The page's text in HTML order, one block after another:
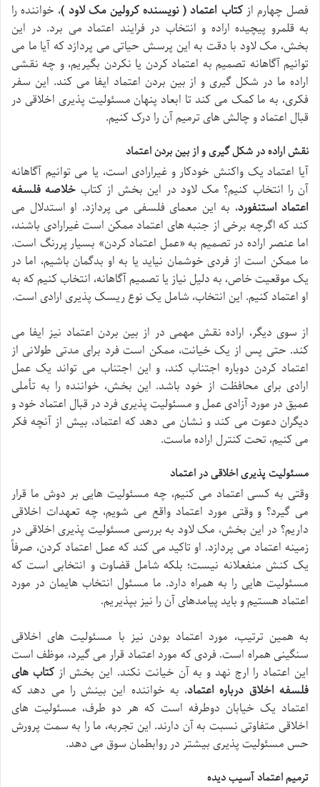
فصل چهارم ازکتاب اعتماد ( نویسنده کرولین مک لاود )، خواننده را
به قلمرو پیچیده اراده و انتخاب در فرایند اعتماد می برد. در این
بخش، مک لاود با دقت به این پرسش حیاتی می پردازد که آیا ما می
توانیم آگاهانه تصمیم به اعتماد کردن یا نکردن بگیریم، و چه نقشی
اراده ما در شکل گیری و از بین بردن اعتماد ایفا می کند. این سفر
فکری، به ما کمک می کند تا ابعاد پنهان مسئولیت پذیری اخلاقی در
قبال اعتماد و چالش های ترمیم آن را درک کنیم.
نقش اراده در شکل گیری و از بین بردن اعتماد
آیا اعتماد یک واکنش خودکار و غیرارادی است، یا می توانیم آگاهانه
آن را انتخاب کنیم؟ مک لاود در این بخش از کتاب خلاصه فلسفه
اعتماد استنفورد، به این معمای فلسفی می پردازد. او استدلال می
کند که اگرچه برخی از جنبه های اعتماد ممکن است غیرارادی باشند،
اما عنصر اراده در تصمیم به «عمل اعتماد کردن» بسیار پررنگ است.
ما ممکن است از فردی خوشمان نیاید یا به او بدگمان باشیم، اما در
یک موقعیت خاص، به دلیل نیاز یا تصمیم آگاهانه، انتخاب کنیم که به
او اعتماد کنیم. این انتخاب، شامل یک نوع ریسک پذیری ارادی است.
از سوی دیگر، اراده نقش مهمی در از بین بردن اعتماد نیز ایفا می
کند. حتی پس از یک خیانت، ممکن است فرد برای مدتی طولانی از
اعتماد کردن دوباره اجتناب کند، و این اجتناب می تواند یک عمل
ارادی برای محافظت از خود باشد. این بخش، خواننده را به تأملی
عمیق در مورد آزادی عمل و مسئولیت پذیری فرد در قبال اعتماد خود و
دیگران دعوت می کند و نشان می دهد که اعتماد، بیش از آنچه فکر
می کنیم، تحت کنترل اراده ماست.
مسئولیت پذیری اخلاقی در اعتماد
وقتی به کسی اعتماد می کنیم، چه مسئولیت هایی بر دوش ما قرار
می گیرد؟ و وقتی مورد اعتماد واقع می شویم، چه تعهدات اخلاقی
داریم؟ در این بخش، مک لاود به بررسی مسئولیت پذیری اخلاقی در
زمینه اعتماد می پردازد. او تاکید می کند که عمل اعتماد کردن، صرفاً
یک کنش منفعلانه نیست؛ بلکه شامل قضاوت و انتخابی است که
مسئولیت هایی را به همراه دارد. ما مسئول انتخاب هایمان در مورد
اعتماد هستیم و باید پیامدهای آن را نیز بپذیریم.
به همین ترتیب، مورد اعتماد بودن نیز با مسئولیت های اخلاقی
سنگینی همراه است. فردی که مورد اعتماد قرار می گیرد، موظف است
این اعتماد را ارج نهد و به آن خیانت نکند. این بخش ازکتاب های
فلسفه اخلاق درباره اعتماد، به خواننده این بینش را می دهد که
اعتماد یک خیابان دوطرفه است که هر دو طرف، مسئولیت های
اخلاقی متفاوتی نسبت به آن دارند. این تجربه، ما را به سمت پرورش
حس مسئولیت پذیری بیشتر در روابطمان سوق می دهد.
ترمیم اعتماد آسیب دیده